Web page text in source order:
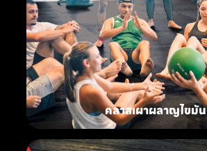
คลาสเผาผลาญไขมัน